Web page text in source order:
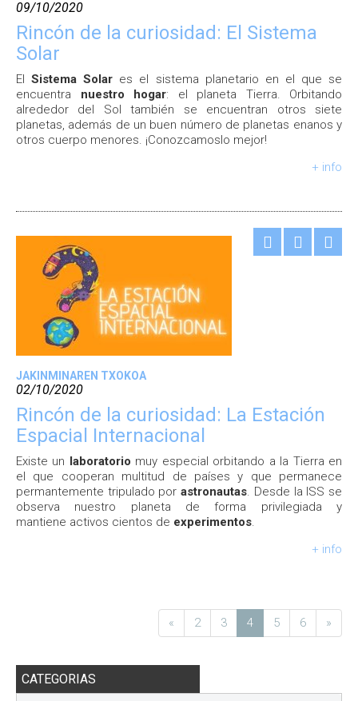
09/10/2020
Rincón de la curiosidad: El Sistema
Solar
ElSistema Solar es el sistema planetario en el que se
encuentra nuestro hogar: el planeta Tierra. Orbitando
alrededor del Sol también se encuentran otros siete
planetas, además de un buen número de planetas enanos y
otros cuerpo menores. ¡Conozcamoslo mejor!
+ info
JAKINMINAREN TXOKOA
02/10/2020
Rincón de la curiosidad: La Estación
Espacial Internacional
Existe un laboratorio muy especial orbitando a la Tierra en
el que cooperan multitud de países y que permanece
permantemente tripulado porastronautas. Desde la ISS se
observa nuestro planeta de forma privilegiada y
mantiene activos cientos de experimentos.
+ info
« 2 3 4 5 6 »
CATEGORIAS